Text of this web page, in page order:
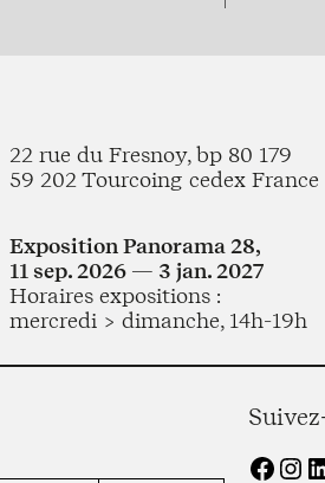
22 rue du Fresnoy, bp 80 179
59 202 Tourcoing cedex France
Exposition Panorama 28,
11 sep. 2026 — 3 jan. 2027
Horaires expositions :
mercredi > dimanche, 14h-19h
Facebook Instagram LinkedIn